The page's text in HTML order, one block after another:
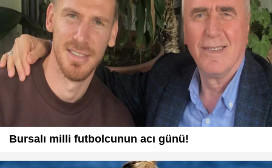
Bursalı milli futbolcunun acı günü!